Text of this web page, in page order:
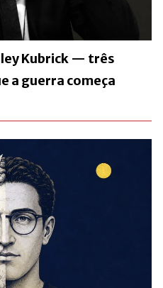
Kubrick — três
a guerra começa